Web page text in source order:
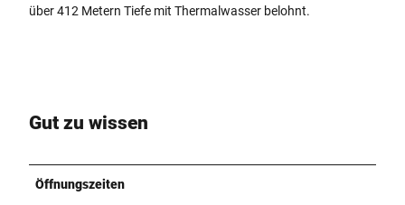
über 412 Metern Tiefe mit Thermalwasser belohnt.
Gut zu wissen
Öffnungszeiten